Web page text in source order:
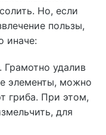
Но, если
пользы,
иначе:
удалив
элементы, можно
гриба. При этом,
для